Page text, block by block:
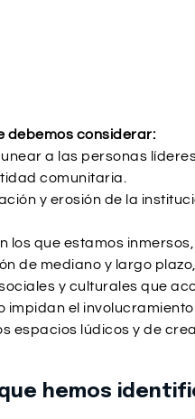
debemos considerar:
a las personas
comunitaria.
y erosión de la
los que estamos
de mediano y largo
y culturales que
el
espacios lúdicos y de
hemos